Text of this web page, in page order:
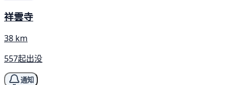
祥雲寺
38 km
557起出没
通知